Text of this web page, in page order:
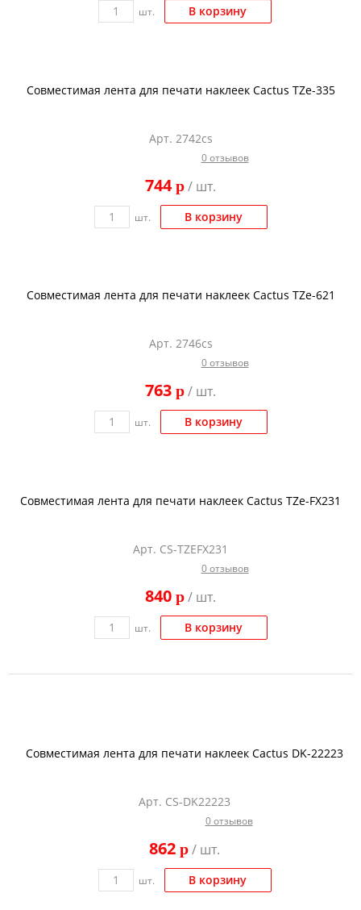
шт. В корзину
Совместимая лента для печати наклеек Cactus TZe-335
Арт. 2742cs
0 отзывов
744p/ шт.
шт. В корзину
Совместимая лента для печати наклеек Cactus TZe-621
Арт. 2746cs
0 отзывов
763 p/ шт.
шт. В корзину
Совместимая лента для печати наклеек Cactus TZe-FX231
Арт. CS-TZEFX231
0 отзывов
840 p/ шт.
шт. В корзину
Совместимая лента для печати наклеек Cactus DK-22223
Арт. CS-DK22223
0 отзывов
862 p/ шт.
шт. В корзину